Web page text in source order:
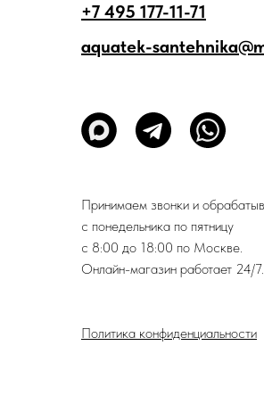
Политика конфиденциальности
+7 495 177-11-71
aquatek-
Принимаем звонки и
с понедельника по пятницу
с 8:00 до 18:00 по Москве.
Онлайн-магазин работает 24/7.